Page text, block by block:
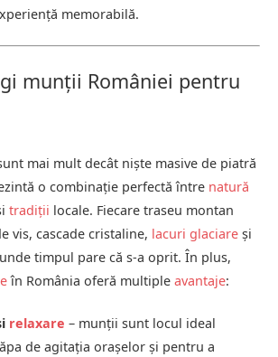
memorabilă.
munții României pentru
mai mult decât niște masive de piatră
o combinație perfectă între natură
tradiții locale. Fiecare traseu montan
vis, cascade cristaline, lacuri glaciare și
timpul pare că s-a oprit. În plus,
în România oferă multiple avantaje:
relaxare – munții sunt locul ideal
de agitația orașelor și pentru a